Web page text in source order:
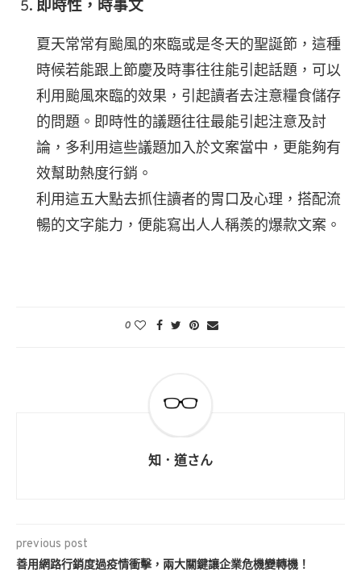
即時性，時事文
夏天常常有颱風的來臨或是冬天的聖誕節，這種
時候若能跟上節慶及時事往往能引起話題，可以
利用颱風來臨的效果，引起讀者去注意糧食儲存
的問題。即時性的議題往往最能引起注意及討
論，多利用這些議題加入於文案當中，更能夠有
效幫助熱度行銷。
利用這五大點去抓住讀者的胃口及心理，搭配流
暢的文字能力，便能寫出人人稱羨的爆款文案。
0
知．道さん
previous post
善用網路行銷度過疫情衝擊，兩大關鍵讓企業危機變轉機！